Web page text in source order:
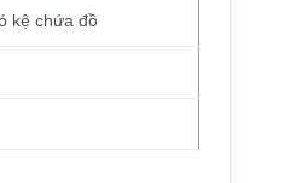
kệ chứa đồ